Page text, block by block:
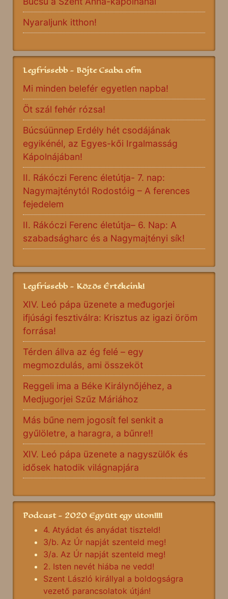
Nyaraljunk itthon!
Legfrissebb - Böjte Csaba ofm
Mi minden belefér egyetlen napba!
Öt szál fehér rózsa!
Búcsúünnep Erdély hét csodájának
egyikénél, az Egyes-kői Irgalmasság
Kápolnájában!
II. Rákóczi Ferenc életútja- 7. nap:
Nagymajténytól Rodostóig – A ferences
fejedelem
II. Rákóczi Ferenc életútja– 6. Nap: A
szabadságharc és a Nagymajtényi sík!
Legfrissebb - Közös Értékeink!
XIV. Leó pápa üzenete a međugorjei
ifjúsági fesztiválra: Krisztus az igazi öröm
forrása!
Térden állva az ég felé – egy
megmozdulás, ami összeköt
Reggeli ima a Béke Királynőjéhez, a
Medjugorjei Szűz Máriához
Más bűne nem jogosít fel senkit a
gyűlöletre, a haragra, a bűnre!!
XIV. Leó pápa üzenete a nagyszülők és
idősek hatodik világnapjára
Podcast - 2020 Együtt egy úton!!!!
4. Atyádat és anyádat tiszteld!
3/b. Az Úr napját szenteld meg!
3/a. Az Úr napját szenteld meg!
2. Isten nevét hiába ne vedd!
Szent László királlyal a boldogságra
vezető parancsolatok útján!